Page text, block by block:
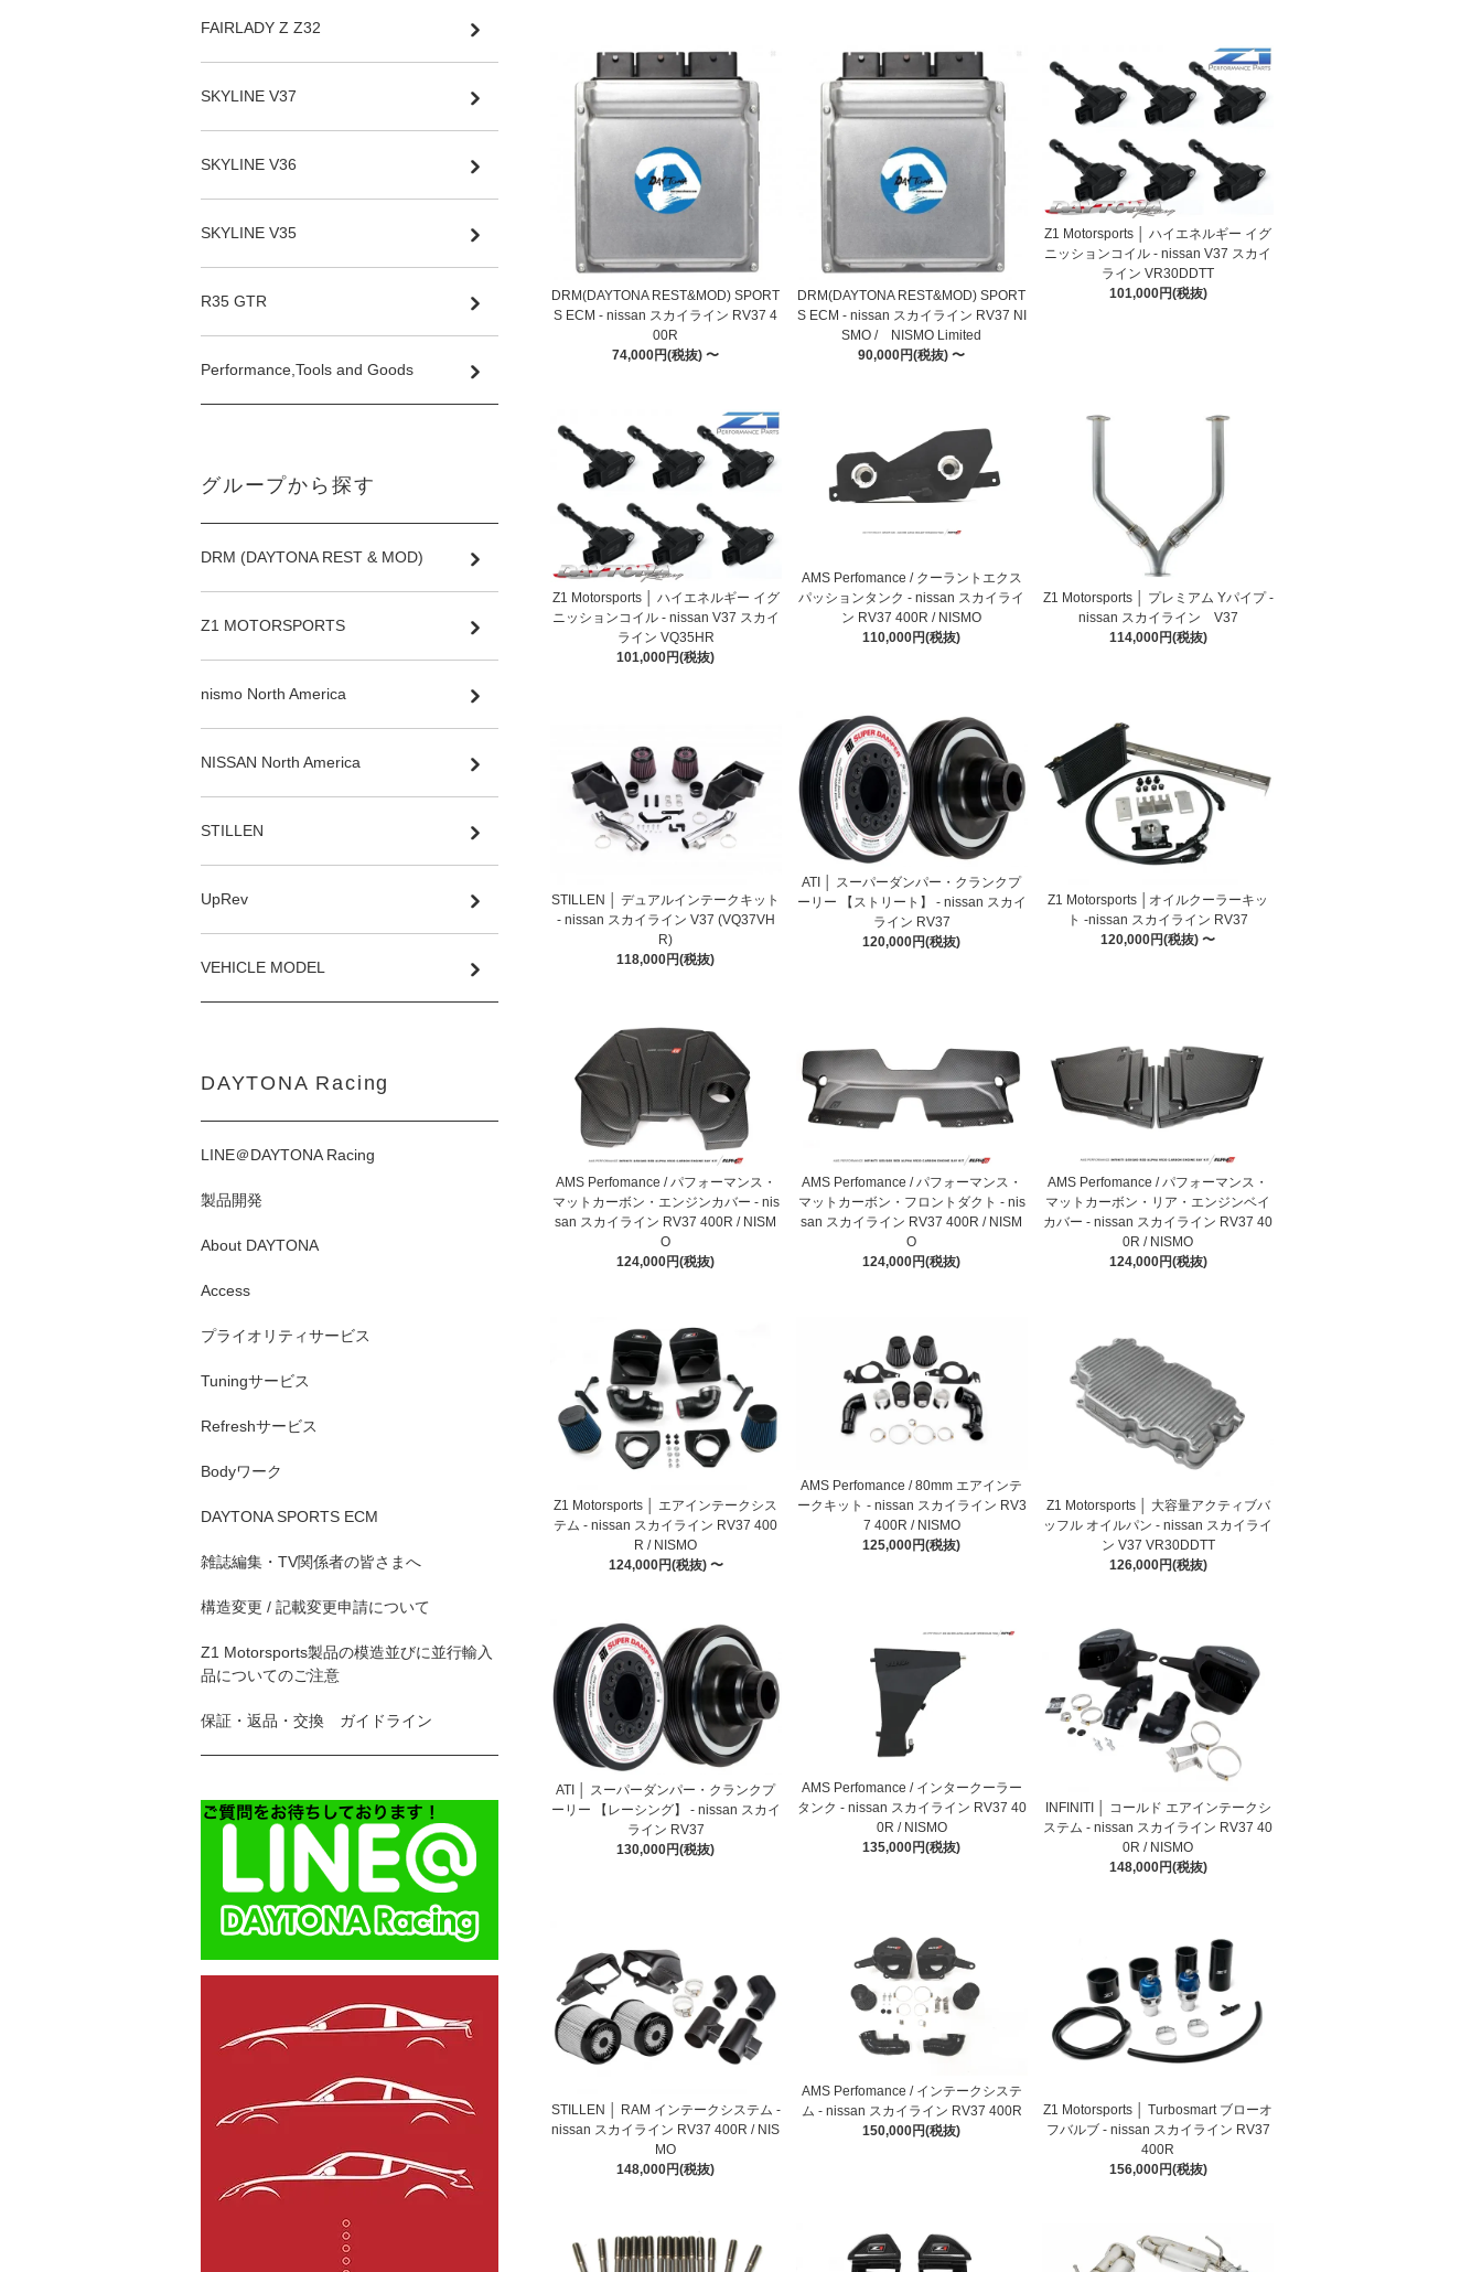
DRM(DAYTONA REST&MOD) SPORT
S ECM - nissan スカイライン RV37 4
00R
74,000円(税抜) 〜
DRM(DAYTONA REST&MOD) SPORT
S ECM - nissan スカイライン RV37 NI
SMO / NISMO Limited
90,000円(税抜) 〜
Z1 Motorsports │ ハイエネルギー イグ
ニッションコイル - nissan V37 スカイ
ライン VR30DDTT
101,000円(税抜)
Z1 Motorsports │ ハイエネルギー イグ
ニッションコイル - nissan V37 スカイ
ライン VQ35HR
101,000円(税抜)
AMS Perfomance / クーラントエクス
パッションタンク - nissan スカイライ
ン RV37 400R / NISMO
110,000円(税抜)
Z1 Motorsports │ プレミアム Yパイプ -
nissan スカイライン V37
114,000円(税抜)
STILLEN │ デュアルインテークキット
- nissan スカイライン V37 (VQ37VH
R)
118,000円(税抜)
ATI │ スーパーダンパー・クランクプ
ーリー 【ストリート】 - nissan スカイ
ライン RV37
120,000円(税抜)
Z1 Motorsports │オイルクーラーキッ
ト -nissan スカイライン RV37
120,000円(税抜) 〜
AMS Perfomance / パフォーマンス・
マットカーボン・エンジンカバー - nis
san スカイライン RV37 400R / NISM
O
124,000円(税抜)
AMS Perfomance / パフォーマンス・
マットカーボン・フロントダクト - nis
san スカイライン RV37 400R / NISM
O
124,000円(税抜)
AMS Perfomance / パフォーマンス・
マットカーボン・リア・エンジンベイ
カバー - nissan スカイライン RV37 40
0R / NISMO
124,000円(税抜)
Z1 Motorsports │ エアインテークシス
テム - nissan スカイライン RV37 400
R / NISMO
124,000円(税抜) 〜
AMS Perfomance / 80mm エアインテ
ークキット - nissan スカイライン RV3
7 400R / NISMO
125,000円(税抜)
Z1 Motorsports │ 大容量アクティブバ
ッフル オイルパン - nissan スカイライ
ン V37 VR30DDTT
126,000円(税抜)
ATI │ スーパーダンパー・クランクプ
ーリー 【レーシング】 - nissan スカイ
ライン RV37
130,000円(税抜)
AMS Perfomance / インタークーラー
タンク - nissan スカイライン RV37 40
0R / NISMO
135,000円(税抜)
INFINITI │ コールド エアインテークシ
ステム - nissan スカイライン RV37 40
0R / NISMO
148,000円(税抜)
STILLEN │ RAM インテークシステム -
nissan スカイライン RV37 400R / NIS
MO
148,000円(税抜)
AMS Perfomance / インテークシステ
ム - nissan スカイライン RV37 400R
150,000円(税抜)
Z1 Motorsports │ Turbosmart ブローオ
フバルブ - nissan スカイライン RV37
400R
156,000円(税抜)
FAIRLADY Z Z32
SKYLINE V37
SKYLINE V36
SKYLINE V35
R35 GTR
Performance,Tools and Goods
グループから探す
DRM (DAYTONA REST & MOD)
Z1 MOTORSPORTS
nismo North America
NISSAN North America
STILLEN
UpRev
VEHICLE MODEL
DAYTONA Racing
LINE＠DAYTONA Racing
製品開発
About DAYTONA
Access
プライオリティサービス
Tuningサービス
Refreshサービス
Bodyワーク
DAYTONA SPORTS ECM
雑誌編集・TV関係者の皆さまへ
構造変更 / 記載変更申請について
Z1 Motorsports製品の模造並びに並行輸入
品についてのご注意
保証・返品・交換 ガイドライン